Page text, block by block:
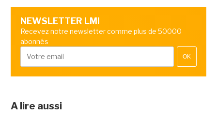
NEWSLETTER LMI
Recevez notre newsletter comme plus de 50000
abonnés
OK
A lire aussi